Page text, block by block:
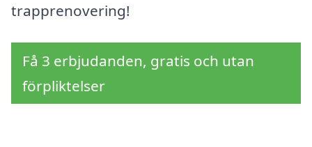
trapprenovering!
Få 3 erbjudanden, gratis och utan
förpliktelser